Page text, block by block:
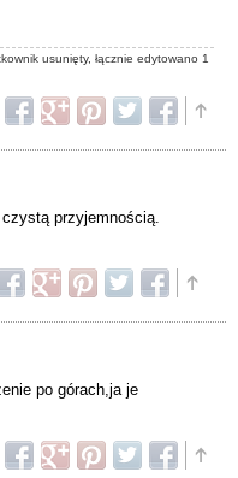
usunięty, łącznie edytowano 1
przyjemnością.
po górach,ja je